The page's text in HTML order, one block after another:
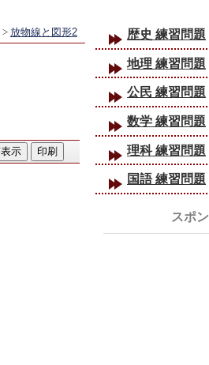
> 放物線と図形2 歴史 練習問題
地理 練習問題
公民 練習問題
数学 練習問題
理科 練習問題
国語 練習問題